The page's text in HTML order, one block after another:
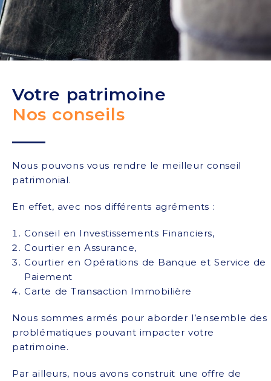
Votre patrimoine
Nos conseils
Nous pouvons vous rendre le meilleur conseil
patrimonial.
En effet, avec nos différents agréments :
Conseil en Investissements Financiers,
Courtier en Assurance,
Courtier en Opérations de Banque et Service de
Paiement
Carte de Transaction Immobilière
Nous sommes armés pour aborder l’ensemble des
problématiques pouvant impacter votre
patrimoine.
Par ailleurs, nous avons construit une offre de